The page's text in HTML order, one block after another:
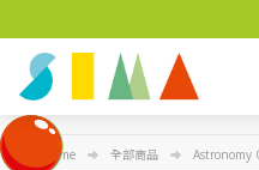
Home 全部商品 Astronomy